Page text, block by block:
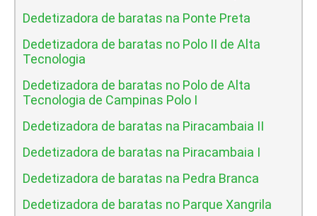
Dedetizadora de baratas na Ponte Preta
Dedetizadora de baratas no Polo II de Alta
Tecnologia
Dedetizadora de baratas no Polo de Alta
Tecnologia de Campinas Polo I
Dedetizadora de baratas na Piracambaia II
Dedetizadora de baratas na Piracambaia I
Dedetizadora de baratas na Pedra Branca
Dedetizadora de baratas no Parque Xangrila